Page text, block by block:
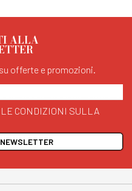
ALLA
offerte e promozioni.
LE CONDIZIONI SULLA